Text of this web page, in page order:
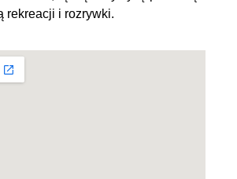
rekreacji i rozrywki.